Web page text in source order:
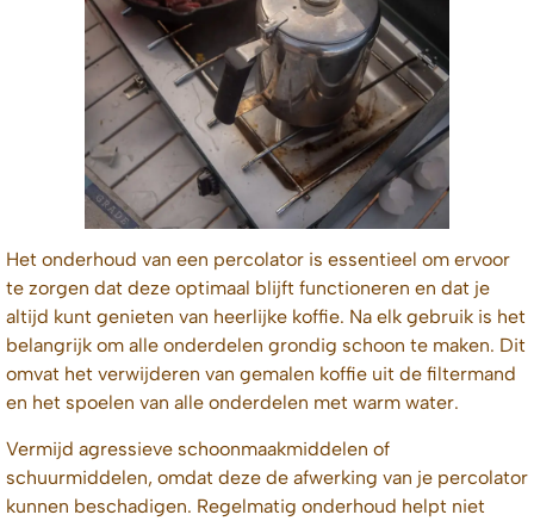
Het onderhoud van een percolator is essentieel om ervoor
te zorgen dat deze optimaal blijft functioneren en dat je
altijd kunt genieten van heerlijke koffie. Na elk gebruik is het
belangrijk om alle onderdelen grondig schoon te maken. Dit
omvat het verwijderen van gemalen koffie uit de filtermand
en het spoelen van alle onderdelen met warm water.
Vermijd agressieve schoonmaakmiddelen of
schuurmiddelen, omdat deze de afwerking van je percolator
kunnen beschadigen. Regelmatig onderhoud helpt niet